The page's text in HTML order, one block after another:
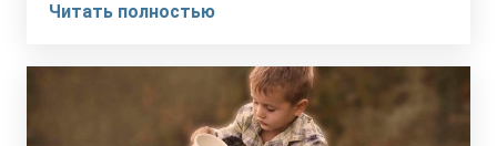
Читать полностью